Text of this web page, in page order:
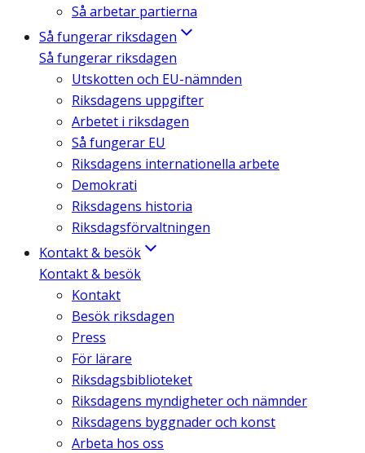
Så arbetar partierna
Så fungerar riksdagen
Så fungerar riksdagen
Utskotten och EU-nämnden
Riksdagens uppgifter
Arbetet i riksdagen
Så fungerar EU
Riksdagens internationella arbete
Demokrati
Riksdagens historia
Riksdagsförvaltningen
Kontakt & besök
Kontakt & besök
Kontakt
Besök riksdagen
Press
För lärare
Riksdagsbiblioteket
Riksdagens myndigheter och nämnder
Riksdagens byggnader och konst
Arbeta hos oss